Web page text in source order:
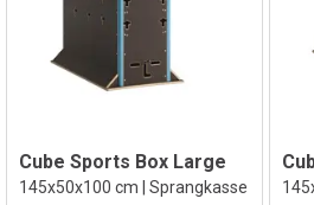
Cube Sports Box Large
145x50x100 cm | Sprangkasse